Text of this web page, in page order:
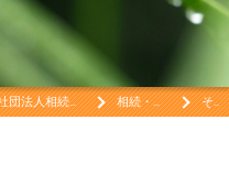
相続・土地相続・終活のことなら「一般社団法人相続終活なんでも相談センター」相続・土地相続・終活をお考えなら 相続・終活マガジン その他